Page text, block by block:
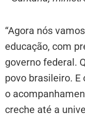
“Agora nós
educação, com
governo federal.
povo brasileiro.
o
creche até a